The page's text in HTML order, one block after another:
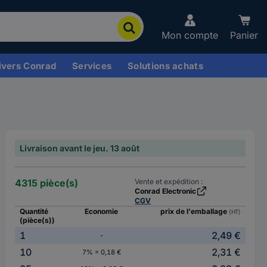
Mon compte Panier
Conrad Services Solutions achats
Livraison avant le jeu. 13 août
4315 pièce(s)
Vente et expédition :
Conrad Electronic
CGV
Quantité
(pièce(s))
Economie prix de l'emballage (HT)
1 -
2,49 €
10
7% = 0,18 €
2,31 €